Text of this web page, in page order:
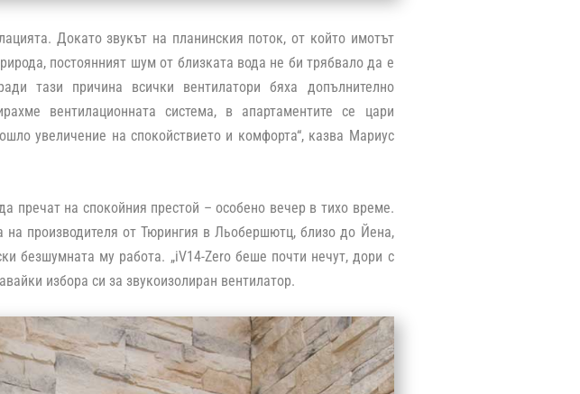
Докато звукът на планинския поток, от който имотът
постоянният шум от близката вода не би трябвало да е
тази причина всички вентилатори бяха допълнително
вентилационната система, в апартаментите се цари
увеличение на спокойствието и комфорта“, казва Мариус
пречат на спокойния престой – особено вечер в тихо време.
производителя от Тюрингия в Льобершютц, близо до Йена,
безшумната му работа. „iV14-Zero беше почти нечут, дори с
избора си за звукоизолиран вентилатор.